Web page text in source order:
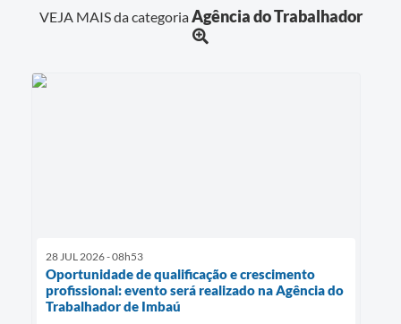
VEJA MAIS da categoriaAgência do Trabalhador
28 JUL 2026 - 08h53
Oportunidade de qualificação e crescimento
profissional: evento será realizado na Agência do
Trabalhador de Imbaú